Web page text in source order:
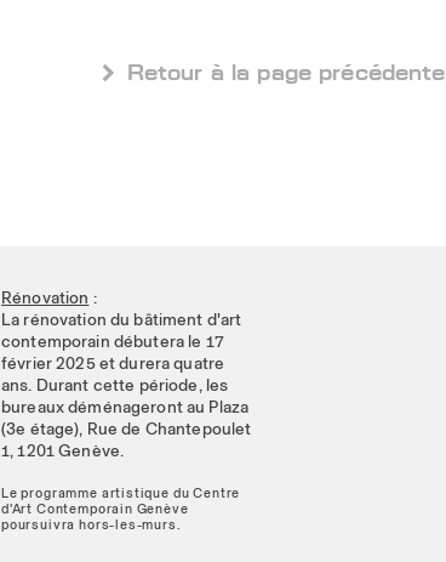
 Retour à la page précédente
Rénovation :
La rénovation du bâtiment d'art
contemporain débutera le 17
février 2025 et durera quatre
ans. Durant cette période, les
bureaux déménageront au Plaza
(3e étage), Rue de Chantepoulet
1, 1201 Genève.
Le programme artistique du Centre
d'Art Contemporain Genève
poursuivra hors-les-murs.